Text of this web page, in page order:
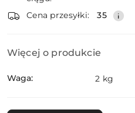
dostawa
Cena przesyłki: 35
Więcej o produkcie
Waga: 2 kg